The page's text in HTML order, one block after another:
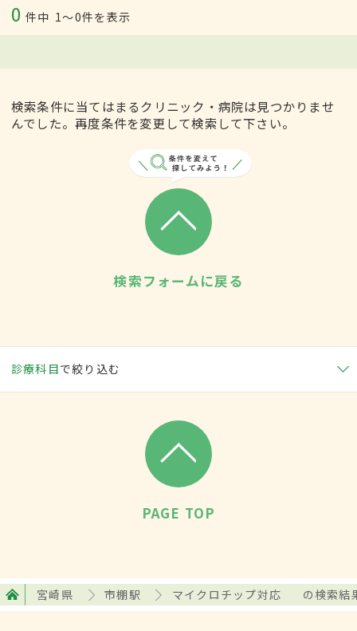
0 件中 1〜0件を表示
検索条件に当てはまるクリニック・病院は見つかりませ
んでした。再度条件を変更して検索して下さい。
検索フォームに戻る
診療科目で絞り込む
PAGE TOP
宮崎県 市棚駅 マイクロチップ対応 の検索結